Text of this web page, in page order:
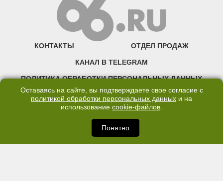
КОНТАКТЫ ОТДЕЛ ПРОДАЖ
КАНАЛ В TELEGRAM
ПОЛИТИКА ОБРАБОТКИ ПЕРСОНАЛЬНЫХ ДАННЫХ
COOKIE
©2007—2025 66.RU. Воспроизведение, сообщение, доведение до всеобщего
сведения размещенных на сайте 66.RU материалов и их элементов без согласия
Оставаясь на сайте, вы подтверждаете свое согласие с
политикой обработки персональных данных и на
использование cookie-файлов.
Понятно